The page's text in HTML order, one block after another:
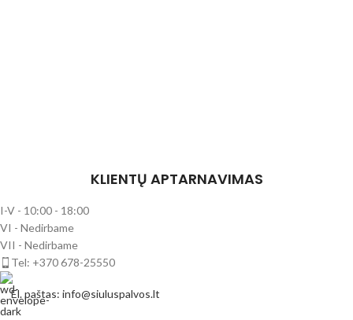
KLIENTŲ APTARNAVIMAS
I-V - 10:00 - 18:00
VI - Nedirbame
VII - Nedirbame
Tel: +370 678-25550
El. paštas: info@siuluspalvos.lt